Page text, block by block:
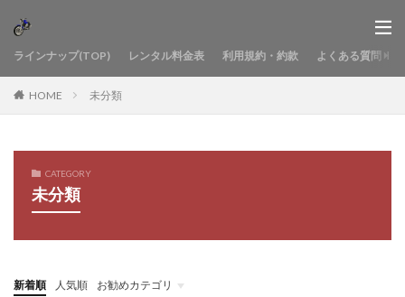
ラインナップ(TOP) レンタル料金表 利用規約・約款 よくある質問
HOME 未分類
CATEGORY
未分類
新着順 人気順
お勧めカテゴリ